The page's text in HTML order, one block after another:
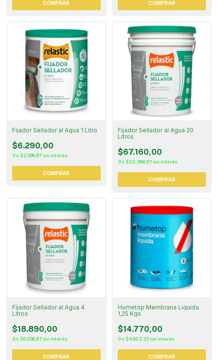
Fijador Sellador al Agua 1 Litro
$6.290,00
3x $2.096,67 sin interés
COMPRAR
Fijador Sellador al Agua 20
Litros
$67.160,00
3 x $22.386,67 sin interés
COMPRAR
Fijador Sellador al Agua 4
Litros
$18.890,00
3x $6.296,67 sin interés
COMPRAR
Humetop Membrana Liquida
1,25 Kgs
$14.770,00
3 x $4.923,33 sin interés
COMPRAR